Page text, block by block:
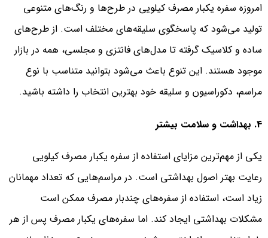
امروزه سفره یکبار مصرف کیلویی در طرح‌ها و رنگ‌های متنوعی
تولید می‌شود که پاسخگوی سلیقه‌های مختلف است. از طرح‌های
ساده و کلاسیک گرفته تا مدل‌های فانتزی و مجلسی، همه در بازار
موجود هستند. این تنوع باعث می‌شود بتوانید متناسب با نوع
مراسم، دکوراسیون و سلیقه خود بهترین انتخاب را داشته باشید.
4. بهداشت و سلامت بیشتر
یکی از مهم‌ترین مزایای استفاده از سفره یکبار مصرف کیلویی
رعایت بهتر اصول بهداشتی است. در مراسم‌هایی که تعداد مهمانان
زیاد است، استفاده از سفره‌های چندبار مصرف ممکن است
مشکلات بهداشتی ایجاد کند. اما سفره‌های یکبار مصرف پس از هر